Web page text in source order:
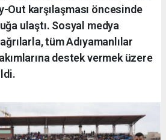
Out karşılaşması öncesinde
ulaştı. Sosyal medya
tüm Adıyamanlılar
destek vermek üzere